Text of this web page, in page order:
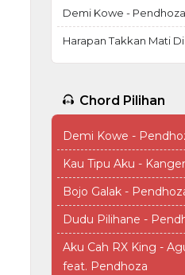
Demi Kowe - Pendhoza
Harapan Takkan Mati
Chord Pilihan
Demi Kowe -
Kau Tipu Aku -
Bojo Galak -
Dudu Pilihane -
Aku Cah RX King -
feat. Pendhoza